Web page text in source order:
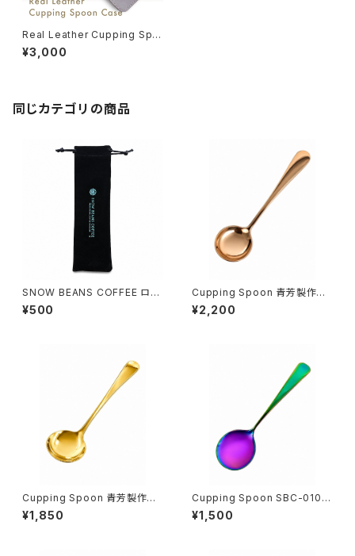
Real Leather Cupping Spo
on Case Gray［SNOWBEAN
S.LABロゴ入り］
¥3,000
同じカテゴリの商品
SNOW BEANS COFFEE ロゴ
入りオリジナルスプーンケース
W60mm✕H200mm
¥500
Cupping Spoon 青芳製作所
CUSUAL PRODUCT W42
mm✕H160mm 名入れ無料
ジナルスプーンケースプレゼン
¥2,200
Cupping Spoon 青芳製作所
CUSUAL PRODUCT W42
mm✕H160mm 名入れ無料
¥1,850
Cupping Spoon SBC-010-1
W45mm✕H165mm 名入れ無
料 【レインボー】☆カッピングス
¥1,500